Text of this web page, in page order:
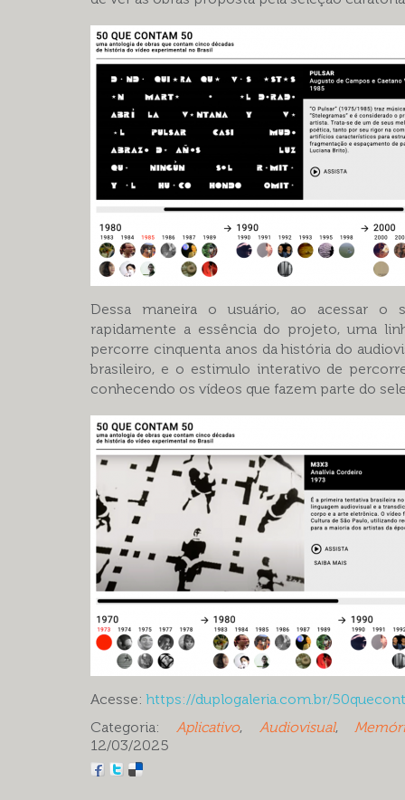
Dessa maneira o usuário, ao acessar o
rapidamente a essência do projeto, uma
percorre cinquenta anos da história do
brasileiro, e o estimulo interativo de
conhecendo os vídeos que fazem parte do
Acesse:https://duplogaleria.com.br/
Categoria:Aplicativo, Audiovisual,
12/03/2025